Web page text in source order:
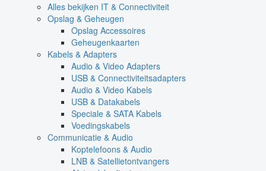
Alles bekijken IT & Connectiviteit
Opslag & Geheugen
Opslag Accessoires
Geheugenkaarten
Kabels & Adapters
Audio & Video Adapters
USB & Connectiviteitsadapters
Audio & Video Kabels
USB & Datakabels
Speciale & SATA Kabels
Voedingskabels
Communicatie & Audio
Koptelefoons & Audio
LNB & Satellietontvangers